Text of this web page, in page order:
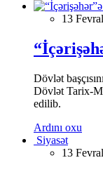
13
Dövlət
Dövlət Tarix-
edilib.
Ardını oxu
Siyasət
13